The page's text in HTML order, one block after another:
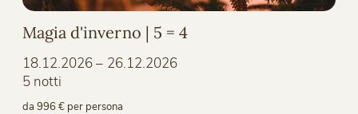
Magia d'inverno | 5 = 4
18.12.2026 – 26.12.2026
5 notti
da 996 € per persona